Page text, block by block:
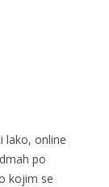
lako, online
po
kojim se